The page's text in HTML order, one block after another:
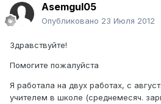
Asemgul05
Опубликовано 23 Июля 2012
Здравствуйте!
Помогите пожалуйста
Я работала на двух работах, с
учителем в школе (среднемесяч.